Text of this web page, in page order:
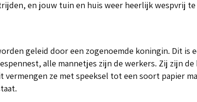
en jouw tuin en huis weer heerlijk wespvrij te
geleid door een zogenoemde koningin. Dit is
alle mannetjes zijn de werkers. Zij zijn
ze met speeksel tot een soort papier